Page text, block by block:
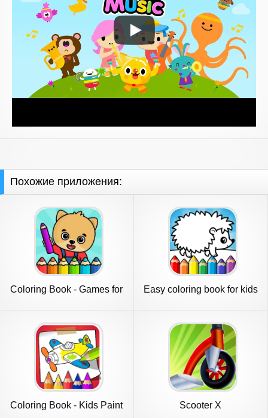
Похожие приложения:
Coloring Book - Games for
Easy coloring book for kids
Coloring Book - Kids Paint Scooter X